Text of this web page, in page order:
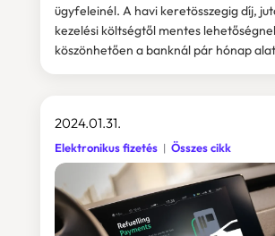
ügyfeleinél. A havi keretösszegig díj,
kezelési költségtől mentes
köszönhetően a banknál pár hónap
2024.01.31.
Elektronikus fizetés Összes cikk